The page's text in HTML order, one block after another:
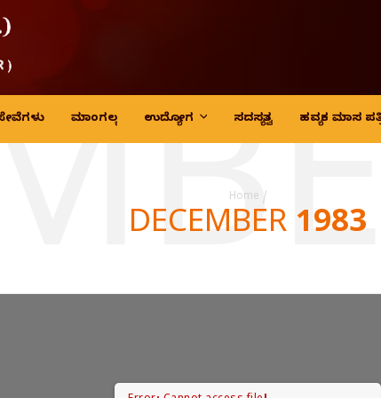
ಮಾಂಗಲ್ಯ ಉದ್ಯೋಗ ಸದಸ್ಯತ್ವ ಹವ್ಯಕ ಮಾಸ
Home /
DECEMBER 1983